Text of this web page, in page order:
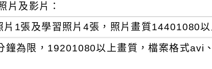
片及影片：
片1張及學習照片4張，照片畫質14401080
鐘為限，19201080以上畫質，檔案格式avi